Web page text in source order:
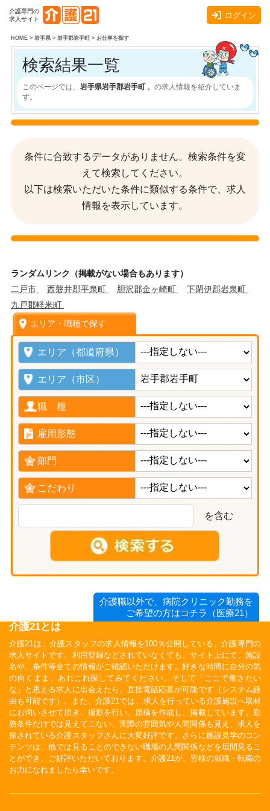
介護専門の
求人サイト
ログイン
HOME> 岩手県> 岩手郡岩手町> お仕事を探す
検索結果一覧
このページでは、 岩手県岩手郡岩手町 、 の求人情報を紹介していま
す。
条件に合致するデータがありません。検索条件を変
えて検索してください。
以下は検索いただいた条件に類似する条件で、求人
情報を表示しています。
ランダムリンク（掲載がない場合もあります）
二戸市
西磐井郡平泉町 胆沢郡金ヶ崎町
下閉伊郡岩泉町
九戸郡軽米町
エリア・職種で探す
エリア（都道府県）
エリア（市区）
職 種
雇用形態
部門
こだわり
を含む
介護職以外で、病院クリニック勤務を
ご希望の方はコチラ（医療21）
介護21とは
介護21は、介護スタッフの求人情報を100％公開している、介護専門の
求人サイトです。利用登録などされていなくても、サイト上にて、施設
名や、条件等全ての情報がご確認いただけます。好きな時間に自分の気
の向くまま、あれこれ探してみてください。そして「ここで働きたい
な」と思える求人に出会えたら、直接電話応募が可能です（システム経
由も可能です）。また、介護21では、求人を行っている介護施設へ取材
にお伺いさせて頂き、撮影を行い、原稿を作成し、掲載しています。勤
務条件だけでは見えてこない、実際の雰囲気や人間関係も見え、求人を
探されている介護スタッフさんに大変好評です。さらに施設見学のコン
テンツは、他では見ることのできない職場の人間関係などを垣間見るこ
とができ、ご好評いただいております。介護21が、皆様の就職・転職の
お力になれましたら幸いです。